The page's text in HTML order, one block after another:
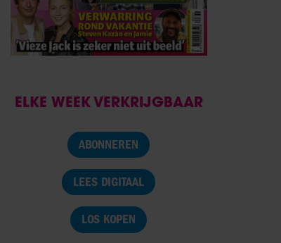
ELKE WEEK VERKRIJGBAAR
ABONNEREN
LEES DIGITAAL
LOS KOPEN